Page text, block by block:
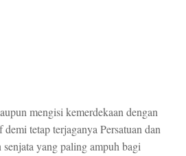
mengisi kemerdekaan dengan
tetap terjaganya Persatuan dan
senjata yang paling ampuh bagi